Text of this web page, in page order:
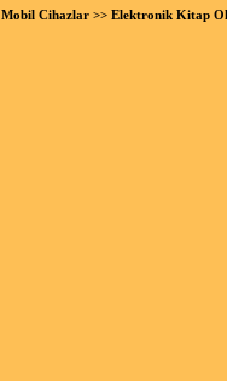
Mobil Cihazlar>> Elektronik Kitap